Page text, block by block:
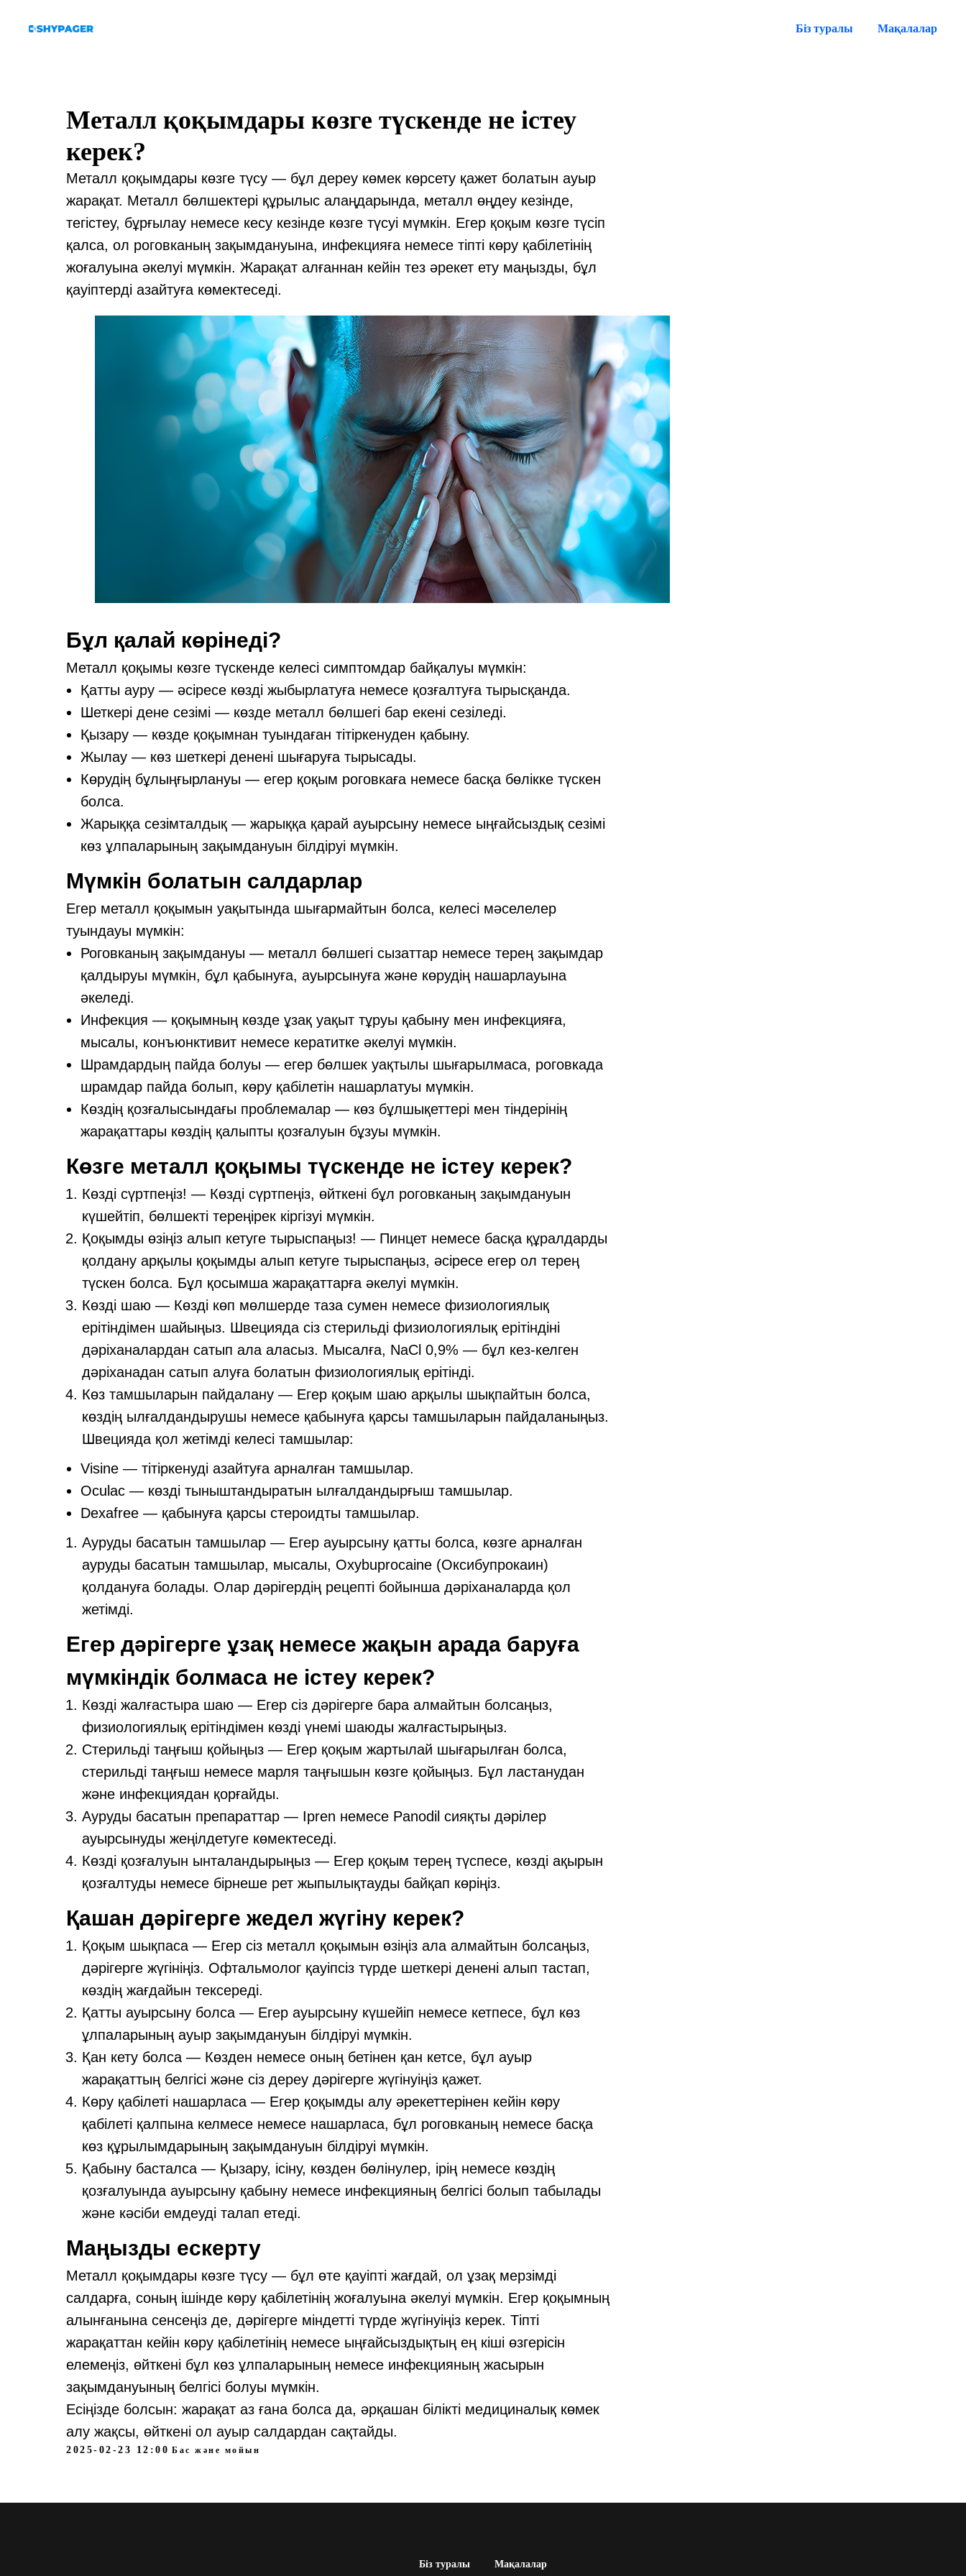
Біз туралы Мақалалар
Металл қоқымдары көзге түскенде не істеу
керек?
Металл қоқымдары көзге түсу — бұл дереу көмек көрсету қажет болатын ауыр
жарақат. Металл бөлшектері құрылыс алаңдарында, металл өңдеу кезінде,
тегістеу, бұрғылау немесе кесу кезінде көзге түсуі мүмкін. Егер қоқым көзге түсіп
қалса, ол роговканың зақымдануына, инфекцияға немесе тіпті көру қабілетінің
жоғалуына әкелуі мүмкін. Жарақат алғаннан кейін тез әрекет ету маңызды, бұл
қауіптерді азайтуға көмектеседі.
Бұл қалай көрінеді?
Металл қоқымы көзге түскенде келесі симптомдар байқалуы мүмкін:
Қатты ауру — әсіресе көзді жыбырлатуға немесе қозғалтуға тырысқанда.
Шеткері дене сезімі — көзде металл бөлшегі бар екені сезіледі.
Қызару — көзде қоқымнан туындаған тітіркенуден қабыну.
Жылау — көз шеткері денені шығаруға тырысады.
Көрудің бұлыңғырлануы — егер қоқым роговкаға немесе басқа бөлікке түскен
болса.
Жарыққа сезімталдық — жарыққа қарай ауырсыну немесе ыңғайсыздық сезімі
көз ұлпаларының зақымдануын білдіруі мүмкін.
Мүмкін болатын салдарлар
Егер металл қоқымын уақытында шығармайтын болса, келесі мәселелер
туындауы мүмкін:
Роговканың зақымдануы — металл бөлшегі сызаттар немесе терең зақымдар
қалдыруы мүмкін, бұл қабынуға, ауырсынуға және көрудің нашарлауына
әкеледі.
Инфекция — қоқымның көзде ұзақ уақыт тұруы қабыну мен инфекцияға,
мысалы, конъюнктивит немесе кератитке әкелуі мүмкін.
Шрамдардың пайда болуы — егер бөлшек уақтылы шығарылмаса, роговкада
шрамдар пайда болып, көру қабілетін нашарлатуы мүмкін.
Көздің қозғалысындағы проблемалар — көз бұлшықеттері мен тіндерінің
жарақаттары көздің қалыпты қозғалуын бұзуы мүмкін.
Көзге металл қоқымы түскенде не істеу керек?
Көзді сүртпеңіз! — Көзді сүртпеңіз, өйткені бұл роговканың зақымдануын
күшейтіп, бөлшекті тереңірек кіргізуі мүмкін.
Қоқымды өзіңіз алып кетуге тырыспаңыз! — Пинцет немесе басқа құралдарды
қолдану арқылы қоқымды алып кетуге тырыспаңыз, әсіресе егер ол терең
түскен болса. Бұл қосымша жарақаттарға әкелуі мүмкін.
Көзді шаю — Көзді көп мөлшерде таза сумен немесе физиологиялық
ерітіндімен шайыңыз. Швецияда сіз стерильді физиологиялық ерітіндіні
дәріханалардан сатып ала аласыз. Мысалға, NaCl 0,9% — бұл кез-келген
дәріханадан сатып алуға болатын физиологиялық ерітінді.
Көз тамшыларын пайдалану — Егер қоқым шаю арқылы шықпайтын болса,
көздің ылғалдандырушы немесе қабынуға қарсы тамшыларын пайдаланыңыз.
Швецияда қол жетімді келесі тамшылар:
Visine — тітіркенуді азайтуға арналған тамшылар.
Oculac — көзді тыныштандыратын ылғалдандырғыш тамшылар.
Dexafree — қабынуға қарсы стероидты тамшылар.
Ауруды басатын тамшылар — Егер ауырсыну қатты болса, көзге арналған
ауруды басатын тамшылар, мысалы, Oxybuprocaine (Оксибупрокаин)
қолдануға болады. Олар дәрігердің рецепті бойынша дәріханаларда қол
жетімді.
Егер дәрігерге ұзақ немесе жақын арада баруға
мүмкіндік болмаса не істеу керек?
Көзді жалғастыра шаю — Егер сіз дәрігерге бара алмайтын болсаңыз,
физиологиялық ерітіндімен көзді үнемі шаюды жалғастырыңыз.
Стерильді таңғыш қойыңыз — Егер қоқым жартылай шығарылған болса,
стерильді таңғыш немесе марля таңғышын көзге қойыңыз. Бұл ластанудан
және инфекциядан қорғайды.
Ауруды басатын препараттар — Ipren немесе Panodil сияқты дәрілер
ауырсынуды жеңілдетуге көмектеседі.
Көзді қозғалуын ынталандырыңыз — Егер қоқым терең түспесе, көзді ақырын
қозғалтуды немесе бірнеше рет жыпылықтауды байқап көріңіз.
Қашан дәрігерге жедел жүгіну керек?
Қоқым шықпаса — Егер сіз металл қоқымын өзіңіз ала алмайтын болсаңыз,
дәрігерге жүгініңіз. Офтальмолог қауіпсіз түрде шеткері денені алып тастап,
көздің жағдайын тексереді.
Қатты ауырсыну болса — Егер ауырсыну күшейіп немесе кетпесе, бұл көз
ұлпаларының ауыр зақымдануын білдіруі мүмкін.
Қан кету болса — Көзден немесе оның бетінен қан кетсе, бұл ауыр
жарақаттың белгісі және сіз дереу дәрігерге жүгінуіңіз қажет.
Көру қабілеті нашарласа — Егер қоқымды алу әрекеттерінен кейін көру
қабілеті қалпына келмесе немесе нашарласа, бұл роговканың немесе басқа
көз құрылымдарының зақымдануын білдіруі мүмкін.
Қабыну басталса — Қызару, ісіну, көзден бөлінулер, ірің немесе көздің
қозғалуында ауырсыну қабыну немесе инфекцияның белгісі болып табылады
және кәсіби емдеуді талап етеді.
Маңызды ескерту
Металл қоқымдары көзге түсу — бұл өте қауіпті жағдай, ол ұзақ мерзімді
салдарға, соның ішінде көру қабілетінің жоғалуына әкелуі мүмкін. Егер қоқымның
алынғанына сенсеңіз де, дәрігерге міндетті түрде жүгінуіңіз керек. Тіпті
жарақаттан кейін көру қабілетінің немесе ыңғайсыздықтың ең кіші өзгерісін
елемеңіз, өйткені бұл көз ұлпаларының немесе инфекцияның жасырын
зақымдануының белгісі болуы мүмкін.
Есіңізде болсын: жарақат аз ғана болса да, әрқашан білікті медициналық көмек
алу жақсы, өйткені ол ауыр салдардан сақтайды.
2025-02-23 12:00 Бас және мойын
Біз туралы Мақалалар